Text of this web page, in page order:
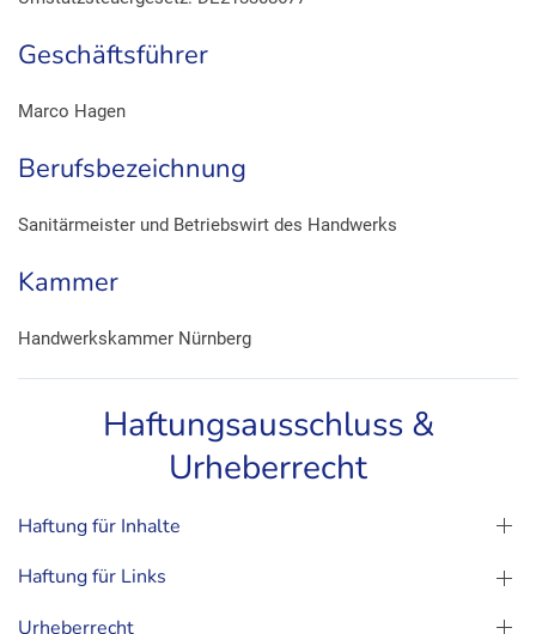
Geschäftsführer
Marco Hagen
Berufsbezeichnung
Sanitärmeister und Betriebswirt des Handwerks
Kammer
Handwerkskammer Nürnberg
Haftungsausschluss &
Urheberrecht
Haftung für Inhalte
Haftung für Links
Urheberrecht